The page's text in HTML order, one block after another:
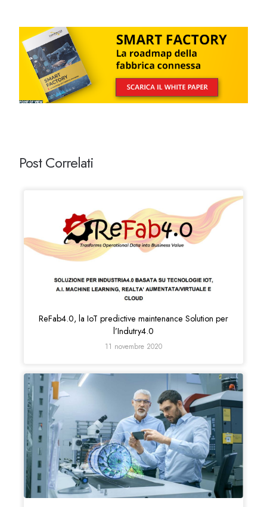
Post Correlati
ReFab4.0, la IoT predictive maintenance Solution per
l’Indutry4.0
11 novembre 2020